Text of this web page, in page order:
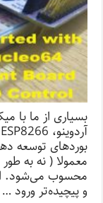
بسیاری از ما با
بوردهای توسعه
معمولا ( نه به
محسوب می‌شود.
و پیچیده‌تر ورود …